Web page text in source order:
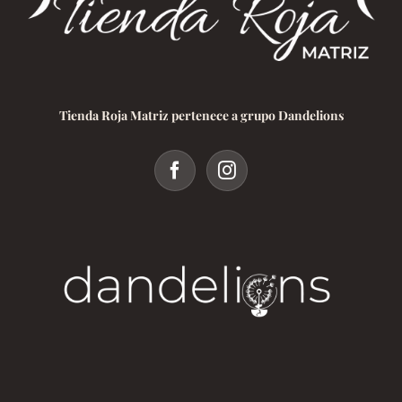
Tienda Roja Matriz pertenece a grupo Dandelions